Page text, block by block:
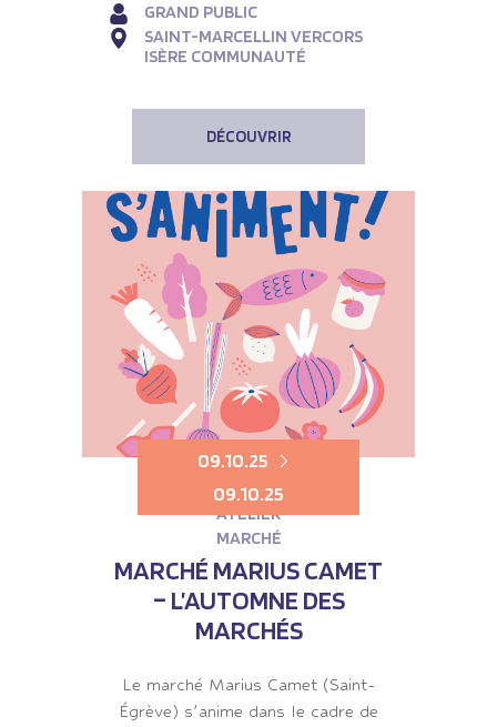
GRAND PUBLIC
SAINT-MARCELLIN VERCORS
ISÈRE COMMUNAUTÉ
DÉCOUVRIR
09.10.25
09.10.25
ATELIER
MARCHÉ
MARCHÉ MARIUS CAMET
– L’AUTOMNE DES
MARCHÉS
Le marché Marius Camet (Saint-
Égrève) s’anime dans le cadre de